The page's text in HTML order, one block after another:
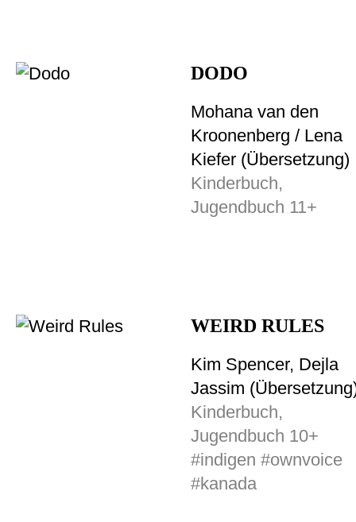
DODO
Mohana van den
Kroonenberg / Lena
Kiefer (Übersetzung)
Kinderbuch,
Jugendbuch 11+
WEIRD RULES
Kim Spencer, Dejla
Jassim
Kinderbuch,
Jugendbuch 10+
#indigen #ownvoice
#kanada